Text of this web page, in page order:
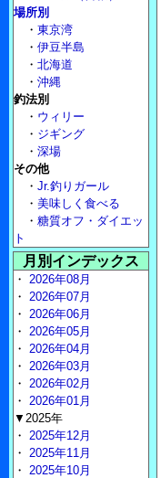
場所別
・ 東京湾
・ 伊豆半島
・ 北海道
・ 沖縄
釣法別
・ ウィリー
・ ジギング
・ 深場
その他
・ Jr.釣りガール
・ 美味しく食べる
・ 糖質オフ・ダイエッ
ト
月別インデックス
・ 2026年08月
・ 2026年07月
・ 2026年06月
・ 2026年05月
・ 2026年04月
・ 2026年03月
・ 2026年02月
・ 2026年01月
▼2025年
・ 2025年12月
・ 2025年11月
・ 2025年10月